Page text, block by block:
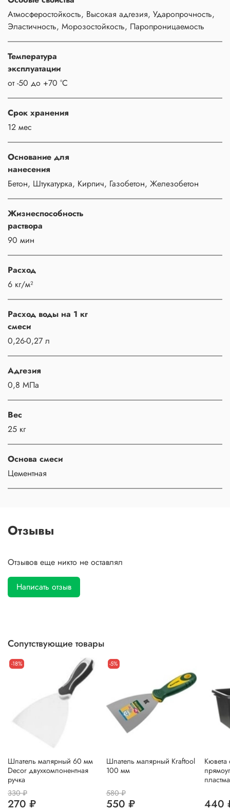
Атмосферостойкость, Высокая адгезия, Ударопрочность,
Эластичность, Морозостойкость, Паропроницаемость
Температура
эксплуатации
от -50 до +70 °С
Срок хранения
12 мес
Основание для
нанесения
Бетон, Штукатурка, Кирпич, Газобетон, Железобетон
Жизнеспособность
раствора
90 мин
Расход
6 кг/м²
Расход воды на 1 кг
смеси
0,26-0,27 л
Адгезия
0,8 МПа
Вес
25 кг
Основа смеси
Цементная
Отзывы
Отзывов еще никто не оставлял
Написать отзыв
Сопутствующие товары
-18%
Шпатель малярный 60 мм
Decor двухкомпонентная
ручка
330 ₽
270 ₽
-5%
Шпатель малярный Kraftool
100 мм
580 ₽
550 ₽
Кювета
440